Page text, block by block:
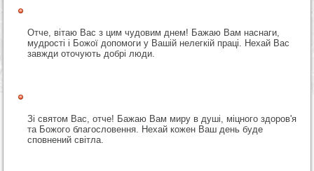
Отче, вітаю Вас з цим чудовим днем! Бажаю Вам наснаги,
мудрості і Божої допомоги у Вашій нелегкій праці. Нехай Вас
завжди оточують добрі люди.
Зі святом Вас, отче! Бажаю Вам миру в душі, міцного здоров'я
та Божого благословення. Нехай кожен Ваш день буде
сповнений світла.